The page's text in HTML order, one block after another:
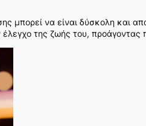
μπορεί να είναι δύσκολη και
της ζωής του, προάγοντας